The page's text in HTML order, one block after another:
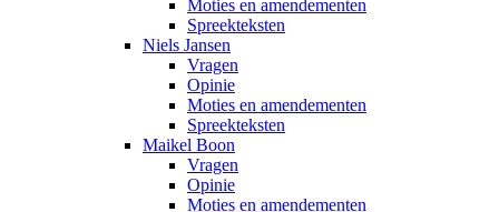
Moties en amendementen
Spreekteksten
Niels Jansen
Vragen
Opinie
Moties en amendementen
Spreekteksten
Maikel Boon
Vragen
Opinie
Moties en amendementen